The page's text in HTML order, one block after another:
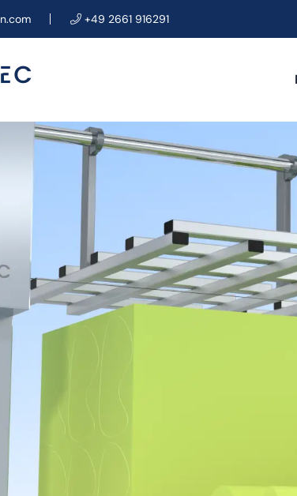
+49 2661 916291